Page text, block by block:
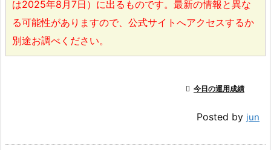
は2025年8月7日）に出るものです。最新の情報と異な
る可能性がありますので、公式サイトへアクセスするか
別途お調べください。
 今日の運用成績
Posted by jun